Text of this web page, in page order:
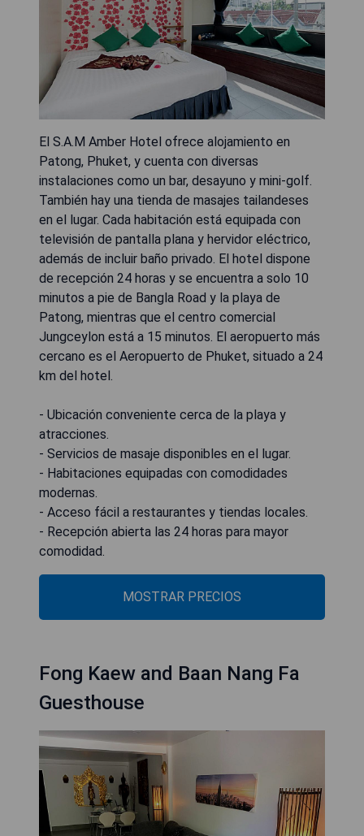
El S.A.M Amber Hotel ofrece alojamiento en
Patong, Phuket, y cuenta con diversas
instalaciones como un bar, desayuno y mini-golf.
También hay una tienda de masajes tailandeses
en el lugar. Cada habitación está equipada con
televisión de pantalla plana y hervidor eléctrico,
además de incluir baño privado. El hotel dispone
de recepción 24 horas y se encuentra a solo 10
minutos a pie de Bangla Road y la playa de
Patong, mientras que el centro comercial
Jungceylon está a 15 minutos. El aeropuerto más
cercano es el Aeropuerto de Phuket, situado a 24
km del hotel.
- Ubicación conveniente cerca de la playa y
atracciones.
- Servicios de masaje disponibles en el lugar.
- Habitaciones equipadas con comodidades
modernas.
- Acceso fácil a restaurantes y tiendas locales.
- Recepción abierta las 24 horas para mayor
comodidad.
MOSTRAR PRECIOS
Fong Kaew and Baan Nang Fa
Guesthouse